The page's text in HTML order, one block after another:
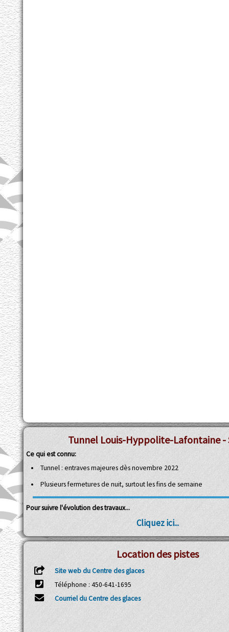
Tunnel Louis-Hyppolite-Lafontaine -
Ce qui est connu:
Tunnel : entraves majeures dès novembre 2022
Plusieurs fermetures de nuit, surtout les fins de semaine
Pour suivre l'évolution des travaux...
Cliquez ici...
Location des pistes
Site web du Centre des glaces
Téléphone : 450-641-1695
Courriel du Centre des glaces